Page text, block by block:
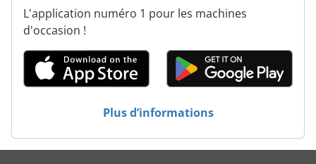
L'application numéro 1 pour les machines
d'occasion !
Plus d’informations